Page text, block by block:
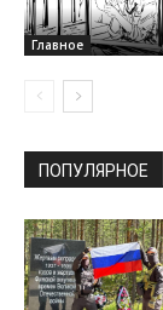
Главное
ПОПУЛЯРНОЕ